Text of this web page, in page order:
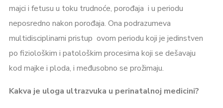
majci i fetusu u toku trudnoće, porođaja i u periodu
neposredno nakon porođaja. Ona podrazumeva
multidisciplinarni pristup ovom periodu koji je jedinstven
po fiziološkim i patološkim procesima koji se dešavaju
kod majke i ploda, i međusobno se prožimaju.
Kakva je uloga ultrazvuka u perinatalnoj medicini?